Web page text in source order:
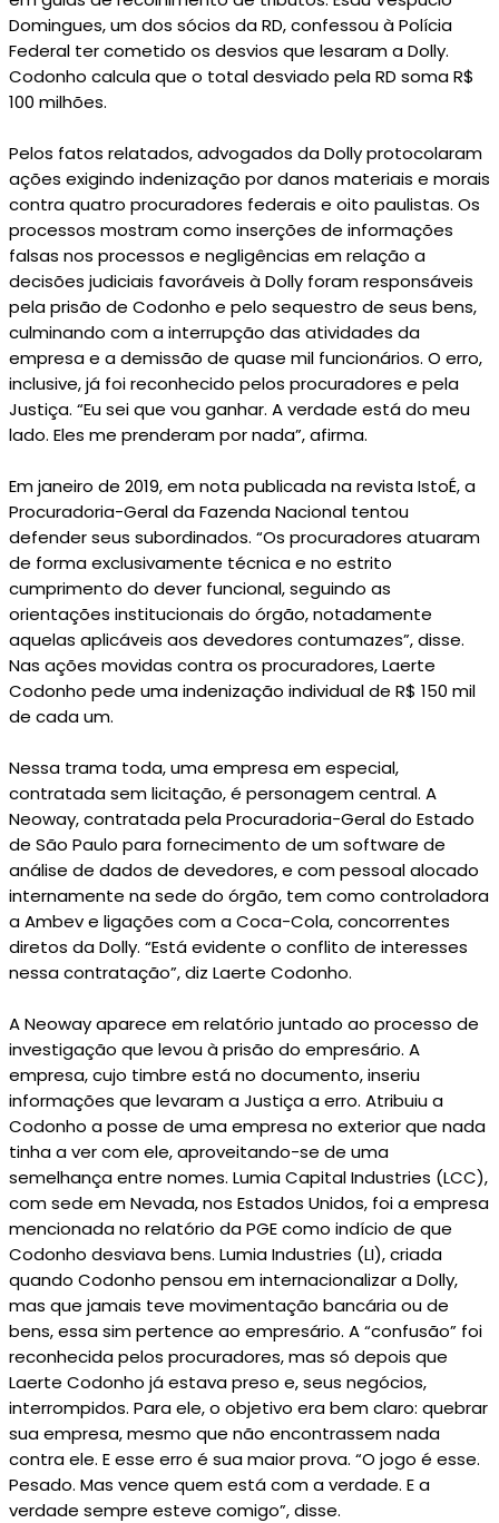
Domingues, um dos sócios da RD, confessou à Polícia
Federal ter cometido os desvios que lesaram a Dolly.
Codonho calcula que o total desviado pela RD soma R$
100 milhões.
Pelos fatos relatados, advogados da Dolly protocolaram
ações exigindo indenização por danos materiais e morais
contra quatro procuradores federais e oito paulistas. Os
processos mostram como inserções de informações
falsas nos processos e negligências em relação a
decisões judiciais favoráveis à Dolly foram responsáveis
pela prisão de Codonho e pelo sequestro de seus bens,
culminando com a interrupção das atividades da
empresa e a demissão de quase mil funcionários. O erro,
inclusive, já foi reconhecido pelos procuradores e pela
Justiça. “Eu sei que vou ganhar. A verdade está do meu
lado. Eles me prenderam por nada”, afirma.
Em janeiro de 2019, em nota publicada na revista IstoÉ, a
Procuradoria-Geral da Fazenda Nacional tentou
defender seus subordinados. “Os procuradores atuaram
de forma exclusivamente técnica e no estrito
cumprimento do dever funcional, seguindo as
orientações institucionais do órgão, notadamente
aquelas aplicáveis aos devedores contumazes”, disse.
Nas ações movidas contra os procuradores, Laerte
Codonho pede uma indenização individual de R$ 150 mil
de cada um.
Nessa trama toda, uma empresa em especial,
contratada sem licitação, é personagem central. A
Neoway, contratada pela Procuradoria-Geral do Estado
de São Paulo para fornecimento de um software de
análise de dados de devedores, e com pessoal alocado
internamente na sede do órgão, tem como controladora
a Ambev e ligações com a Coca-Cola, concorrentes
diretos da Dolly. “Está evidente o conflito de interesses
nessa contratação”, diz Laerte Codonho.
A Neoway aparece em relatório juntado ao processo de
investigação que levou à prisão do empresário. A
empresa, cujo timbre está no documento, inseriu
informações que levaram a Justiça a erro. Atribuiu a
Codonho a posse de uma empresa no exterior que nada
tinha a ver com ele, aproveitando-se de uma
semelhança entre nomes. Lumia Capital Industries (LCC),
com sede em Nevada, nos Estados Unidos, foi a empresa
mencionada no relatório da PGE como indício de que
Codonho desviava bens. Lumia Industries (LI), criada
quando Codonho pensou em internacionalizar a Dolly,
mas que jamais teve movimentação bancária ou de
bens, essa sim pertence ao empresário. A “confusão” foi
reconhecida pelos procuradores, mas só depois que
Laerte Codonho já estava preso e, seus negócios,
interrompidos. Para ele, o objetivo era bem claro: quebrar
sua empresa, mesmo que não encontrassem nada
contra ele. E esse erro é sua maior prova. “O jogo é esse.
Pesado. Mas vence quem está com a verdade. E a
verdade sempre esteve comigo”, disse.